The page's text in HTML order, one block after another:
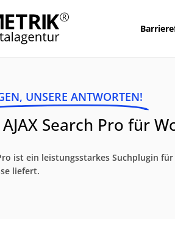
UNSERE ANTWORTEN!
Search Pro für
ist ein leistungsstarkes Suchplugin
liefert.